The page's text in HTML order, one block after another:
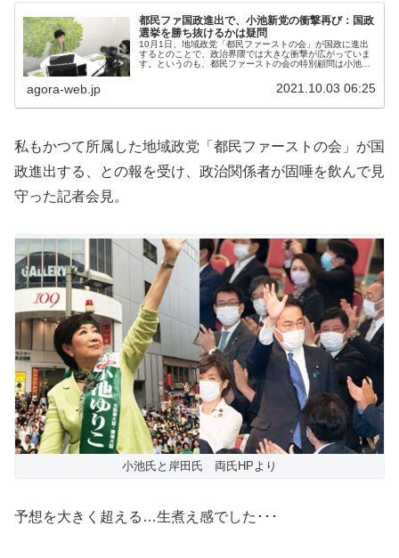
都民ファ国政進出で、小池新党の衝撃再び：国政
選挙を勝ち抜けるかは疑問
10月1日、地域政党「都民ファーストの会」が国政に進出
するとのことで、政治界隈では大きな衝撃が広がっていま
す。というのも、都民ファーストの会の特別顧問は小池百
みをかける狼煙ではないかという...
agora-web.jp 2021.10.03 06:25
私もかつて所属した地域政党「都民ファーストの会」が国
政進出する、との報を受け、政治関係者が固唾を飲んで見
守った記者会見。
小池氏と岸田氏 両氏HPより
予想を大きく超える…生煮え感でした･･･